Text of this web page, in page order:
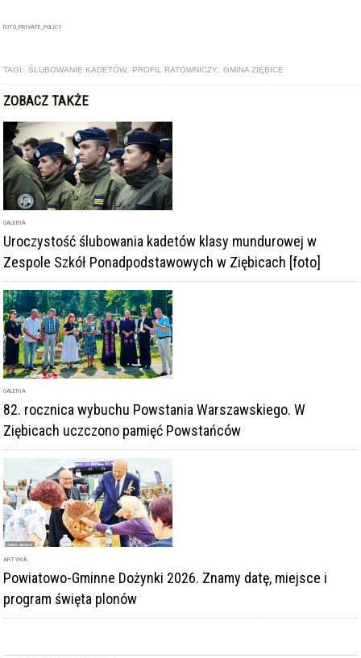
FOTO_PRIVATE_POLICY
TAGI: ŚLUBOWANIE KADETÓW, PROFIL RATOWNICZY GMINA ZIĘBICE
ZOBACZ TAKŻE
GALERIA
Uroczystość ślubowania kadetów klasy mundurowej w
Zespole Szkół Ponadpodstawowych w Ziębicach [foto]
GALERIA
82. rocznica wybuchu Powstania Warszawskiego. W
Ziębicach uczczono pamięć Powstańców
ARTYKUŁ
Powiatowo-Gminne Dożynki 2026. Znamy datę, miejsce i
program święta plonów